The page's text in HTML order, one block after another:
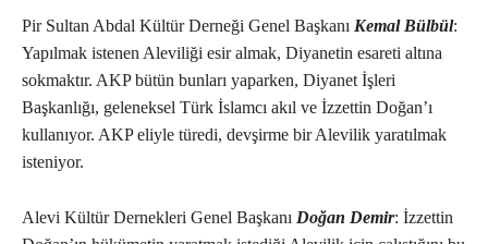
Pir Sultan Abdal Kültür Derneği Genel Başkanı Kemal Bülbül:
Yapılmak istenen Aleviliği esir almak, Diyanetin esareti altına
sokmaktır. AKP bütün bunları yaparken, Diyanet İşleri
Başkanlığı, geleneksel Türk İslamcı akıl ve İzzettin Doğan’ı
kullanıyor. AKP eliyle türedi, devşirme bir Alevilik yaratılmak
isteniyor.
Alevi Kültür Dernekleri Genel Başkanı Doğan Demir: İzzettin